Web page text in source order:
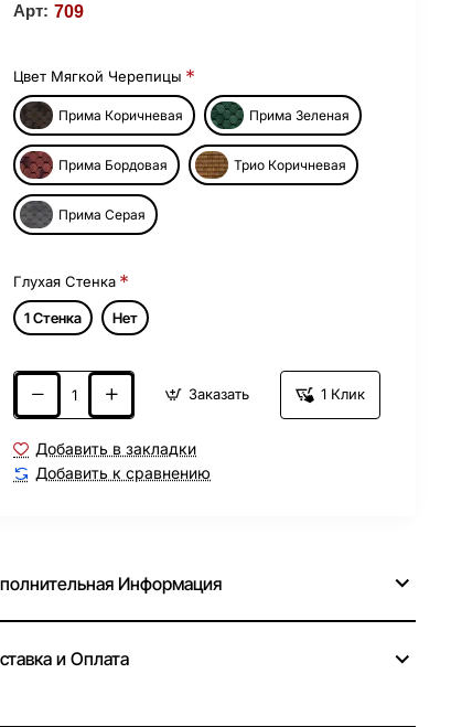
Арт: 709
Цвет Мягкой Черепицы
Прима Коричневая Прима Зеленая
Прима Бордовая Трио Коричневая
Прима Серая
Глухая Стенка
1 Стенка Нет
Заказать 1 Клик
Добавить в закладки
Добавить к сравнению
Информация
и Оплата